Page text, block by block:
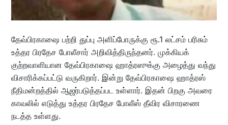
தேவ்பிரகாஷை பற்றி துப்பு அளிப்போருக்கு ரூ.1 லட்சம் பரிசும்
உத்தர பிரதேச போலீசார் அறிவித்திருந்தனர். முக்கியக்
குற்றவாளியான தேவ்பிரகாஷை ஹாத்ரஸுக்கு அழைத்து வந்து
விசாரிக்கப்பட்டு வருகிறார். இன்று தேவ்பிரகாஷை ஹாத்ரஸ்
நீதிமன்றத்தில் ஆஜர்படுத்தப்பட உள்ளார். இதன் பிறகு அவரை
காவலில் எடுத்து உத்தர பிரதேச போலீஸ் தீவிர விசாரணை
நடத்த உள்ளது.